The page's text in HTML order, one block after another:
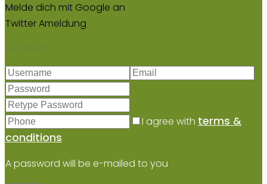
Melde dich mit Google an
Twitter Ameldung
Register
I agree with terms &
conditions
A password will be e-mailed to you